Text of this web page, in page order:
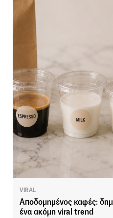
VIRAL
Αποδομημένος καφές:
ένα ακόμη viral trend